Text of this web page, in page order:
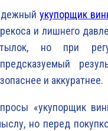
укупорщик
и лишнего
но при
и аккуратнее.
«укупорщик
но перед